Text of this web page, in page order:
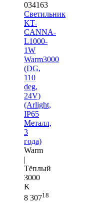
034163
Светильник
KT-
CANNA-
L1000-
1W
Warm3000
(DG,
110
deg,
24V)
(Arlight,
IP65
Металл,
3
года)
Warm
|
Тёплый
3000
K
8 30718